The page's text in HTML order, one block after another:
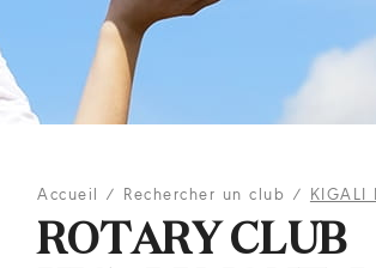
Accueil / Rechercher un club / KIGALI
ROTARY CLUB